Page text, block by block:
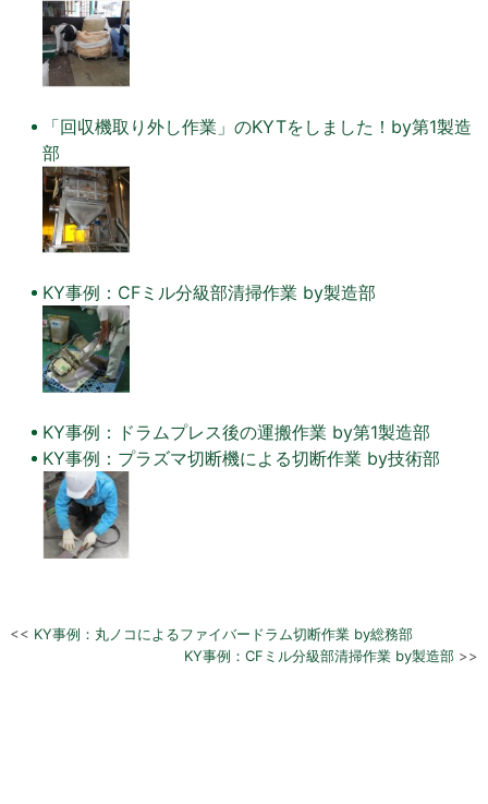
「回収機取り外し作業」のKYTをしました！by第1製造
部
KY事例：CFミル分級部清掃作業 by製造部
KY事例：ドラムプレス後の運搬作業 by第1製造部
KY事例：プラズマ切断機による切断作業 by技術部
<< KY事例：丸ノコによるファイバードラム切断作業 by総務部
KY事例：CFミル分級部清掃作業 by製造部 >>